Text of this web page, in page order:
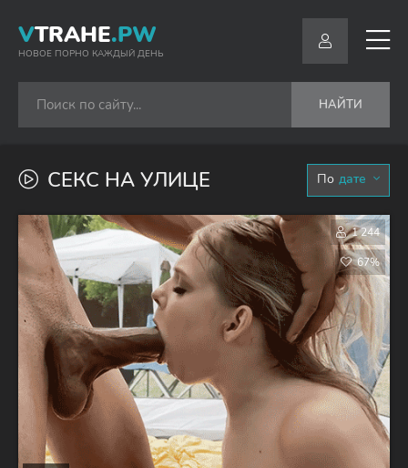
VTRAHE.PW
НОВОЕ ПОРНО КАЖДЫЙ ДЕНЬ
НАЙТИ
СЕКС НА УЛИЦЕ дате
1 244
67%